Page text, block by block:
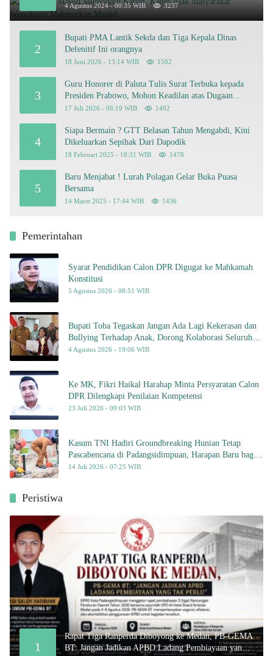
4 Agustus 2024 - 00:35 WIB 3237
2
Bupati PMA Lantik Sekda dan Tiga Kepala Dinas
Defenitif Ini orangnya
18 Juni 2026 - 13:14 WIB 1502
3
Guru Honorer di Paluta Tulis Surat Terbuka kepada
Presiden Prabowo, Mohon Keadilan atas Dugaan
Kriminalisasi
17 Juli 2026 - 08:19 WIB 1492
4
Siapa Bermain ? GTT Belasan Tahun Mengabdi, Kini
Dikeluarkan Sepihak Dari Dapodik
18 Februari 2025 - 18:31 WIB 1478
5
Baru Menjabat ! Lurah Polagan Gelar Buka Puasa
Bersama
14 Maret 2025 - 17:44 WIB 1436
Pemerintahan
Syarat Pendidikan Calon DPR Digugat ke Mahkamah
Konstitusi
5 Agustus 2026 - 08:51 WIB
Bupati Toba Tegaskan Jangan Ada Lagi Kekerasan dan
Bullying Terhadap Anak, Dorong Kolaborasi Seluruh
Pihak
4 Agustus 2026 - 19:06 WIB
Ke MK, Fikri Haikal Harahap Minta Persyaratan Calon
DPR Dilengkapi Penilaian Kompetensi
23 Juli 2026 - 09:03 WIB
Kasum TNI Hadiri Groundbreaking Hunian Tetap
Pascabencana di Padangsidimpuan, Harapan Baru bagi
Penyintas
14 Juli 2026 - 07:25 WIB
Peristiwa
1
Rapat Tiga Ranperda Diboyong ke Medan, PB-GEMA
BT: Jangan Jadikan APBD Ladang Pembiayaan yang